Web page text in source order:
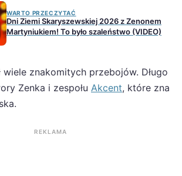
WARTO PRZECZYTAĆ
Dni Ziemi Skaryszewskiej 2026 z Zenonem
Martyniukiem! To było szaleństwo (VIDEO)
wiele znakomitych przebojów. Długo
Zenka i zespołu Akcent, które zna
REKLAMA